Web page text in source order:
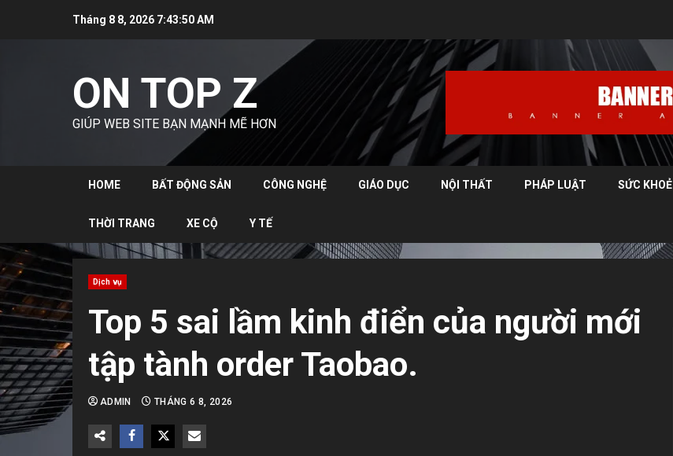
Tháng 8 8, 2026 7:43:51 AM
ON TOP Z
GIÚP WEB SITE BẠN MẠNH MẼ HƠN
HOME BẤT ĐỘNG SẢN CÔNG NGHỆ GIÁO DỤC NỘI THẤT PHÁP LUẬT SỨC KHOẺ
THỜI TRANG XE CỘ Y TẾ
Dịch vụ
Top 5 sai lầm kinh điển của người mới
tập tành order Taobao.
ADMIN THÁNG 6 8, 2026